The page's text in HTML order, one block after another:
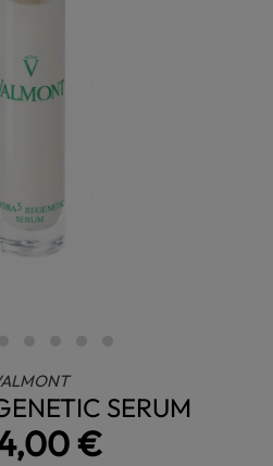
SERUM
€